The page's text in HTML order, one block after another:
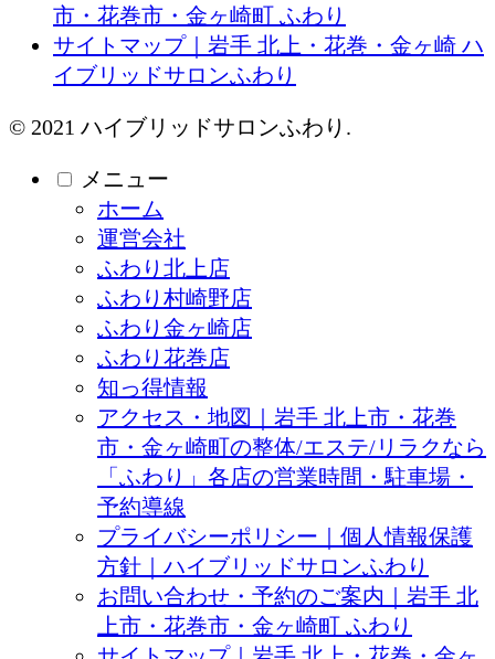
市・花巻市・金ヶ崎町 ふわり
サイトマップ｜岩手 北上・花巻・金ヶ崎 ハ
イブリッドサロンふわり
© 2021 ハイブリッドサロンふわり.
メニュー
ホーム
運営会社
ふわり北上店
ふわり村崎野店
ふわり金ヶ崎店
ふわり花巻店
知っ得情報
アクセス・地図｜岩手 北上市・花巻
市・金ヶ崎町の整体/エステ/リラクなら
「ふわり」各店の営業時間・駐車場・
予約導線
プライバシーポリシー｜個人情報保護
方針｜ハイブリッドサロンふわり
お問い合わせ・予約のご案内｜岩手 北
上市・花巻市・金ヶ崎町 ふわり